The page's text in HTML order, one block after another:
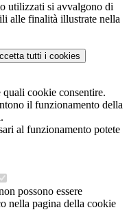
utilizzati si avvalgono di
alle finalità illustrate nella
tutti i cookies
quali cookie consentire.
il funzionamento della
al funzionamento potete
possono essere
nella pagina della cookie